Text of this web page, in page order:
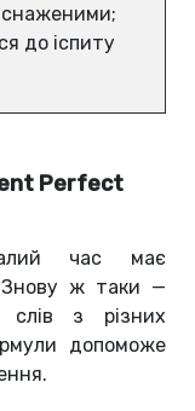
до іспиту
Perfect
час має
Знову ж таки —
слів з різних
допоможе